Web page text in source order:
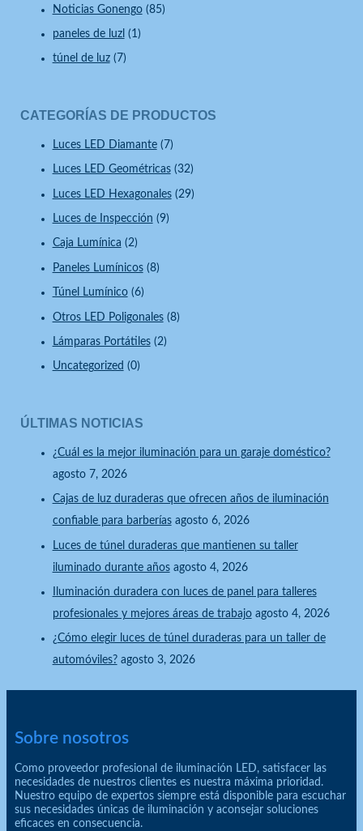
Noticias Gonengo(85)
paneles de luzl (1)
túnel de luz(7)
CATEGORÍAS DE PRODUCTOS
Luces LED Diamante (7)
Luces LED Geométricas (32)
Luces LED Hexagonales (29)
Luces de Inspección (9)
Caja Lumínica (2)
Paneles Lumínicos (8)
Túnel Lumínico (6)
Otros LED Poligonales (8)
Lámparas Portátiles (2)
Uncategorized (0)
ÚLTIMAS NOTICIAS
¿Cuál es la mejor iluminación para un garaje doméstico?
agosto 7, 2026
Cajas de luz duraderas que ofrecen años de iluminación
confiable para barberías agosto 6, 2026
Luces de túnel duraderas que mantienen su taller
iluminado durante años agosto 4, 2026
Iluminación duradera con luces de panel para talleres
profesionales y mejores áreas de trabajo agosto 4, 2026
¿Cómo elegir luces de túnel duraderas para un taller de
automóviles? agosto 3, 2026
Sobre nosotros
Como proveedor profesional de iluminación LED, satisfacer las
necesidades de nuestros clientes es nuestra máxima prioridad.
Nuestro equipo de expertos siempre está disponible para escuchar
sus necesidades únicas de iluminación y aconsejar soluciones
eficaces en consecuencia.